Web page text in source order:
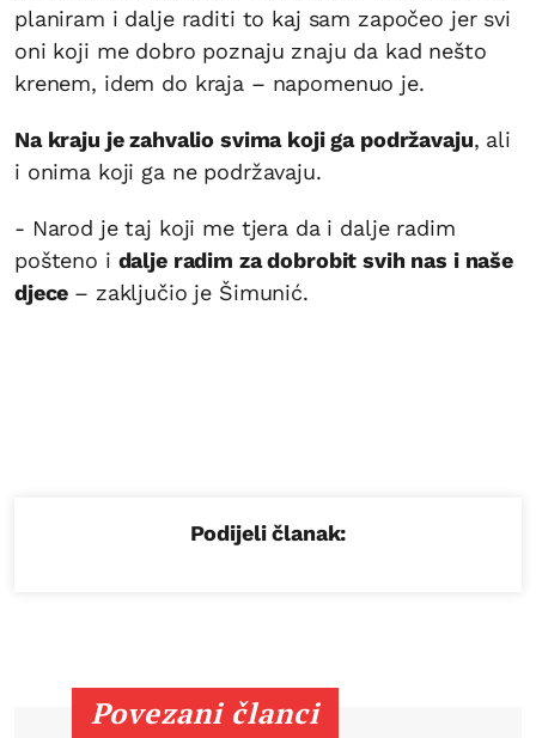
planiram i dalje raditi to kaj sam započeo jer svi
oni koji me dobro poznaju znaju da kad nešto
krenem, idem do kraja – napomenuo je.
Na kraju je zahvalio svima koji ga podržavaju, ali
i onima koji ga ne podržavaju.
- Narod je taj koji me tjera da i dalje radim
pošteno i dalje radim za dobrobit svih nas i naše
djece – zaključio je Šimunić.
Podijeli članak:
Povezani članci